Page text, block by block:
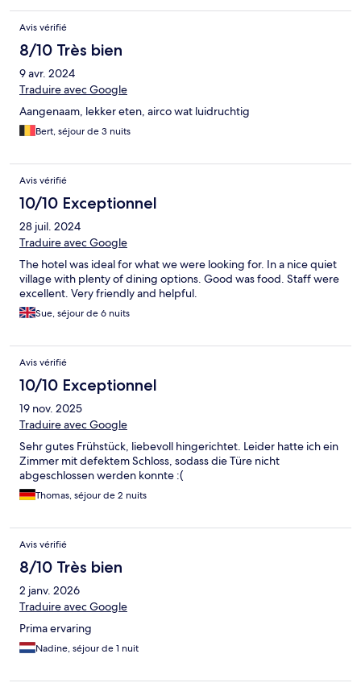
Avis vérifié
8/10 Très bien
9 avr. 2024
Traduire avec Google
Aangenaam, lekker eten, airco wat luidruchtig
Bert, séjour de 3 nuits
Avis vérifié
10/10 Exceptionnel
28 juil. 2024
Traduire avec Google
The hotel was ideal for what we were looking for. In a nice quiet
village with plenty of dining options. Good was food. Staff were
excellent. Very friendly and helpful.
Sue, séjour de 6 nuits
Avis vérifié
10/10 Exceptionnel
19 nov. 2025
Traduire avec Google
Sehr gutes Frühstück, liebevoll hingerichtet. Leider hatte ich ein
Zimmer mit defektem Schloss, sodass die Türe nicht
abgeschlossen werden konnte :(
Thomas, séjour de 2 nuits
Avis vérifié
8/10 Très bien
2 janv. 2026
Traduire avec Google
Prima ervaring
Nadine, séjour de 1 nuit